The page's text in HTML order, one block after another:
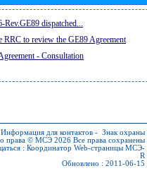
dispatched...
RRC to review the GE89 Agreement
- Consultation
Информация для контактов - Знак охраны
права © МСЭ 2026 Все права сохранены
: Координатор Web-страницы МСЭ-
R
Обновлено : 2011-06-15